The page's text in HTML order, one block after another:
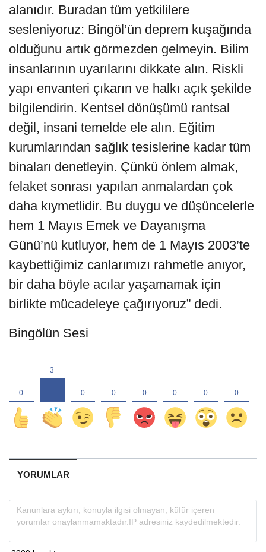
alanıdır. Buradan tüm yetkililere
sesleniyoruz: Bingöl’ün deprem kuşağında
olduğunu artık görmezden gelmeyin. Bilim
insanlarının uyarılarını dikkate alın. Riskli
yapı envanteri çıkarın ve halkı açık şekilde
bilgilendirin. Kentsel dönüşümü rantsal
değil, insani temelde ele alın. Eğitim
kurumlarından sağlık tesislerine kadar tüm
binaları denetleyin. Çünkü önlem almak,
felaket sonrası yapılan anmalardan çok
daha kıymetlidir. Bu duygu ve düşüncelerle
hem 1 Mayıs Emek ve Dayanışma
Günü’nü kutluyor, hem de 1 Mayıs 2003’te
kaybettiğimiz canlarımızı rahmetle anıyor,
bir daha böyle acılar yaşamamak için
birlikte mücadeleye çağırıyoruz” dedi.
Bingölün Sesi
YORUMLAR